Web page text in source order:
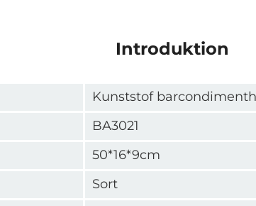
Introduktion
Kunststof
BA3021
50*16*9cm
Sort